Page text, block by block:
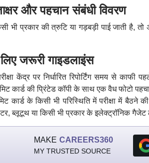
और पहचान संबंधी विवरण
भी प्रकार की त्रुटि या गड़बड़ी पाई जाती है,
जरूरी गाइडलाइंस
परीक्षा केंद्र पर निर्धारित रिपोर्टिंग समय से
कार्ड की प्रिंटेड कॉपी के साथ एक वैध फोटो
कार्ड के किसी भी परिस्थिति में परीक्षा में बैठने
ब्लूटूथ या किसी भी प्रकार के इलेक्ट्रॉनिक गैजेट
MAKE CAREERS360
MY TRUSTED SOURCE